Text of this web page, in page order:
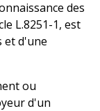
des
L.8251-1, est
et d'une
ou
d'un